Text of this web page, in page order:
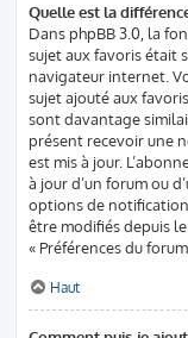
Quelle est la
Dans phpBB 3.0, la
sujet aux favoris était
navigateur internet.
sujet ajouté aux
sont davantage
présent recevoir une
est mis à jour.
à jour d’un forum ou
options de
être modifiés depuis
« Préférences du forum
Haut